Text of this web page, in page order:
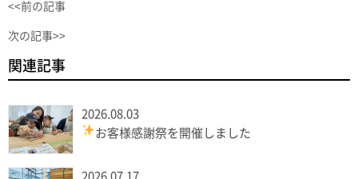
<<前の記事
次の記事>>
関連記事
2026.08.03
お客様感謝祭を開催しました
2026.07.17